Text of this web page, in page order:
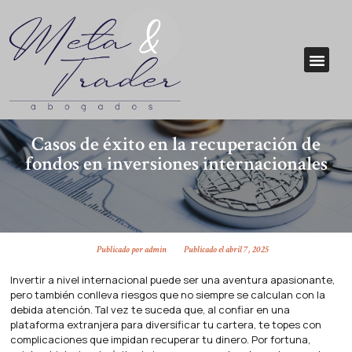
Casos de éxito en la recuperación de
fondos en inversiones internacionales
Publicado poradmin Publicado elabril 7, 2025
Invertir a nivel internacional puede ser una aventura apasionante,
pero también conlleva riesgos que no siempre se calculan con la
debida atención. Tal vez te suceda que, al confiar en una
plataforma extranjera para diversificar tu cartera, te topes con
complicaciones que impidan recuperar tu dinero. Por fortuna,